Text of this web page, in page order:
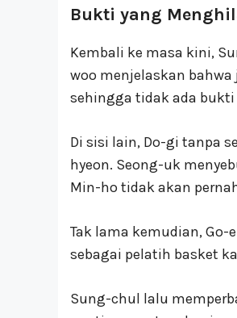
Bukti yang
Kembali ke masa kini,
woo menjelaskan
sehingga tidak ada
Di sisi lain, Do-gi tanpa
hyeon. Seong-uk
Min-ho tidak akan
Tak lama kemudian, Go-
sebagai pelatih basket
Sung-chul lalu